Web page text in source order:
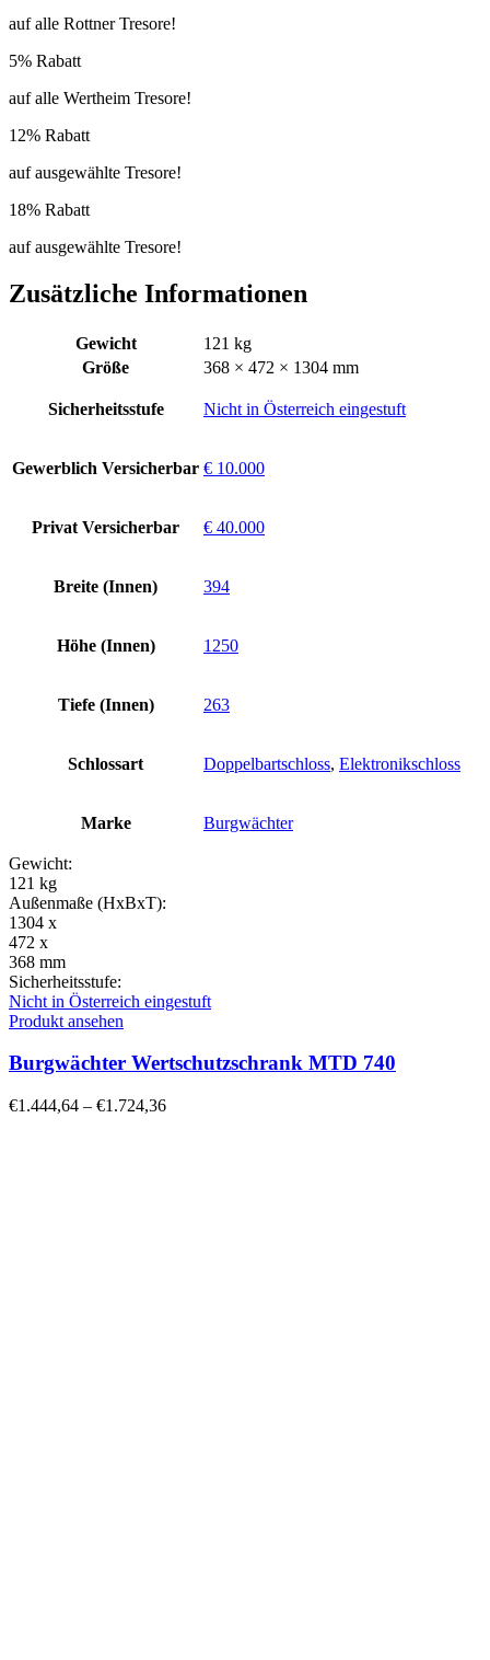
auf alle Rottner Tresore!
5% Rabatt
auf alle Wertheim Tresore!
12% Rabatt
auf ausgewählte Tresore!
18% Rabatt
auf ausgewählte Tresore!
Zusätzliche Informationen
Gewicht
121 kg
Größe
368 × 472 × 1304 mm
Sicherheitsstufe Nicht in Österreich eingestuft
Gewerblich Versicherbar € 10.000
Privat Versicherbar € 40.000
Breite (Innen) 394
Höhe (Innen) 1250
Tiefe (Innen) 263
Schlossart Doppelbartschloss, Elektronikschloss
Marke Burgwächter
Gewicht:
121 kg
Außenmaße (HxBxT):
1304 x
472 x
368 mm
Sicherheitsstufe:
Nicht in Österreich eingestuft
Produkt ansehen
Burgwächter Wertschutzschrank MTD 740
€1.444,64 – €1.724,36